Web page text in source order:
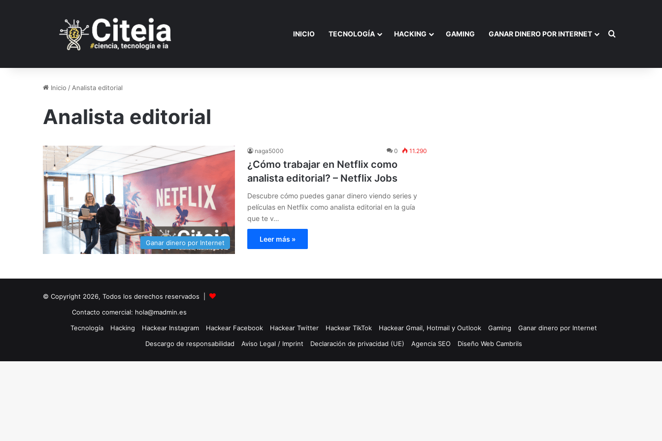
INICIO TECNOLOGÍA HACKING GAMING GANAR DINERO POR INTERNET Buscar por
Inicio / Analista editorial
Analista editorial
Ganar dinero por Internet
naga5000 0 11.290
¿Cómo trabajar en Netflix como
analista editorial? – Netflix Jobs
Descubre cómo puedes ganar dinero viendo series y
películas en Netflix como analista editorial en la guía
que te v…
Leer más »
© Copyright 2026, Todos los derechos reservados |
Contacto comercial: hola@madmin.es
Tecnología
Hacking Hackear Instagram Hackear Facebook Hackear Twitter Hackear TikTok Hackear Gmail, Hotmail y Outlook Gaming
Ganar dinero por Internet
Descargo de responsabilidad
Aviso Legal / Imprint Declaración de privacidad (UE) Agencia SEO Diseño Web Cambrils